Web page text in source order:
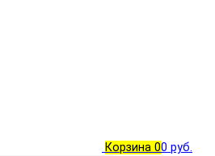
Корзина 00 руб.